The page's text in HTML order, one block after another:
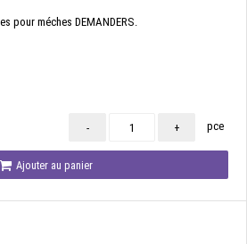
pour méches DEMANDERS.
- + pce
Ajouter au panier